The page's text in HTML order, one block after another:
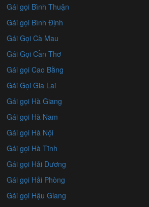
Gái gọi Bình Thuận
Gái gọi Bình Định
Gái Gọi Cà Mau
Gái Gọi Cần Thơ
Gái gọi Cao Bằng
Gái Gọi Gia Lai
Gái gọi Hà Giang
Gái gọi Hà Nam
Gái gọi Hà Nội
Gái gọi Hà Tĩnh
Gái gọi Hải Dương
Gái gọi Hải Phòng
Gái gọi Hậu Giang